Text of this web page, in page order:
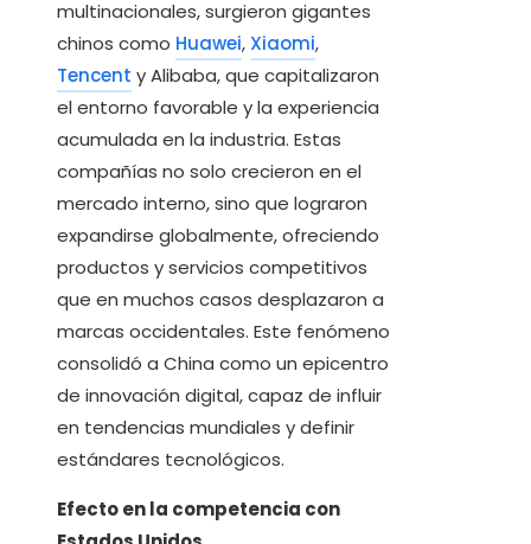
multinacionales, surgieron gigantes
chinos como Huawei, Xiaomi,
Tencent y Alibaba, que capitalizaron
el entorno favorable y la experiencia
acumulada en la industria. Estas
compañías no solo crecieron en el
mercado interno, sino que lograron
expandirse globalmente, ofreciendo
productos y servicios competitivos
que en muchos casos desplazaron a
marcas occidentales. Este fenómeno
consolidó a China como un epicentro
de innovación digital, capaz de influir
en tendencias mundiales y definir
estándares tecnológicos.
Efecto en la competencia con